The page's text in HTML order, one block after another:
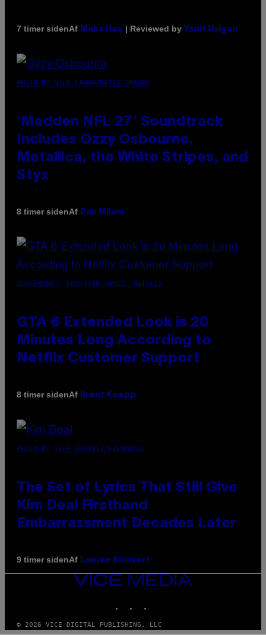
7 timer sidenAf Maha Haq | Reviewed by Ysolt Usigan
PHOTO BY NICK LAHAM/GETTY IMAGES
‘Madden NFL 27’ Soundtrack
Includes Ozzy Osbourne,
Metallica, the White Stripes, and
Styx
8 timer sidenAf Dan Milam
SCREENSHOT: ROCKSTAR GAMES, NETFLIX
GTA 6 Extended Look is 20
Minutes Long According to
Netflix Customer Support
8 timer sidenAf Brent Koepp
PHOTO BY JEFF KRAVITZ/FILMMAGIC
The Set of Lyrics That Still Give
Kim Deal Firsthand
Embarrassment Decades Later
9 timer sidenAf Lauren Boisvert
VICE
MEDIA
© 2026 VICE DIGITAL PUBLISHING, LLC